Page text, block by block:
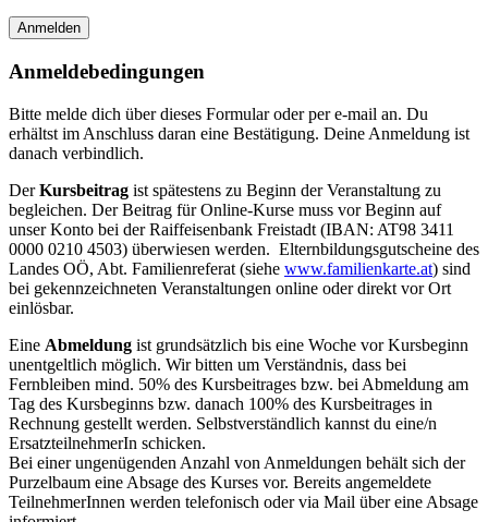
Anmeldebedingungen
Bitte melde dich über dieses Formular oder per e-mail an. Du
erhältst im Anschluss daran eine Bestätigung. Deine Anmeldung ist
danach verbindlich.
DerKursbeitrag ist spätestens zu Beginn der Veranstaltung zu
begleichen. Der Beitrag für Online-Kurse muss vor Beginn auf
unser Konto bei der Raiffeisenbank Freistadt (IBAN: AT98 3411
0000 0210 4503) überwiesen werden. Elternbildungsgutscheine des
Landes OÖ, Abt. Familienreferat (siehe www.familienkarte.at) sind
bei gekennzeichneten Veranstaltungen online oder direkt vor Ort
einlösbar.
Eine Abmeldung ist grundsätzlich bis eine Woche vor Kursbeginn
unentgeltlich möglich. Wir bitten um Verständnis, dass bei
Fernbleiben mind. 50% des Kursbeitrages bzw. bei Abmeldung am
Tag des Kursbeginns bzw. danach 100% des Kursbeitrages in
Rechnung gestellt werden. Selbstverständlich kannst du eine/n
ErsatzteilnehmerIn schicken.
Bei einer ungenügenden Anzahl von Anmeldungen behält sich der
Purzelbaum eine Absage des Kurses vor. Bereits angemeldete
TeilnehmerInnen werden telefonisch oder via Mail über eine Absage